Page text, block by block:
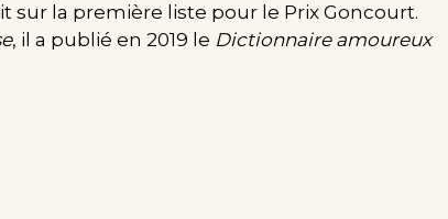
sur la première liste pour le Prix Goncourt.
, il a publié en 2019 le Dictionnaire amoureux